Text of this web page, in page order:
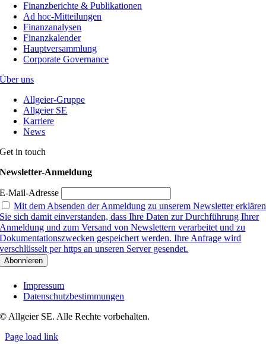
Finanzberichte & Publikationen
Ad hoc-Mitteilungen
Finanzanalysen
Finanzkalender
Hauptversammlung
Corporate Governance
Über uns
Allgeier-Gruppe
Allgeier SE
Karriere
News
Get in touch
Newsletter-Anmeldung
E-Mail-Adresse
Mit dem Absenden der Anmeldung zu unserem Newsletter erklären
Sie sich damit einverstanden, dass Ihre Daten zur Durchführung Ihrer
Anmeldung und zum Versand von Newslettern verarbeitet und zu
Dokumentationszwecken gespeichert werden. Ihre Anfrage wird
verschlüsselt per https an unseren Server gesendet.
Impressum
Datenschutzbestimmungen
© Allgeier SE. Alle Rechte vorbehalten.
Page load link